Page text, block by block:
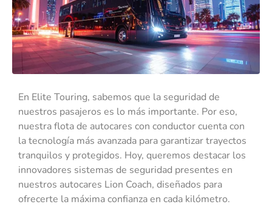
En Elite Touring, sabemos que la seguridad de
nuestros pasajeros es lo más importante. Por eso,
nuestra flota de autocares con conductor cuenta con
la tecnología más avanzada para garantizar trayectos
tranquilos y protegidos. Hoy, queremos destacar los
innovadores sistemas de seguridad presentes en
nuestros autocares Lion Coach, diseñados para
ofrecerte la máxima confianza en cada kilómetro.